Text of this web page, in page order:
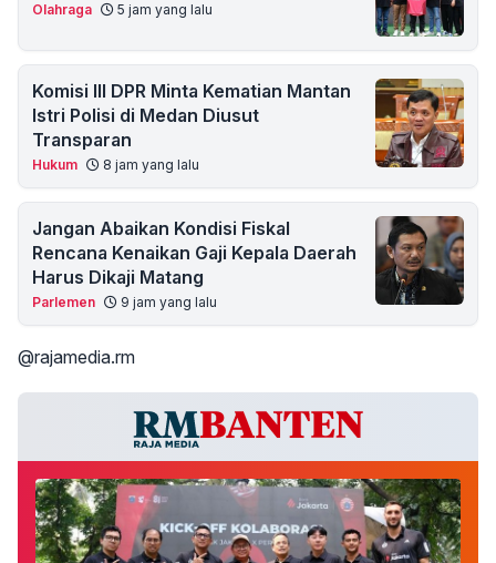
Olahraga 5 jam yang lalu
Komisi III DPR Minta Kematian Mantan
Istri Polisi di Medan Diusut
Transparan
Hukum 8 jam yang lalu
Jangan Abaikan Kondisi Fiskal
Rencana Kenaikan Gaji Kepala Daerah
Harus Dikaji Matang
Parlemen 9 jam yang lalu
@rajamedia.rm